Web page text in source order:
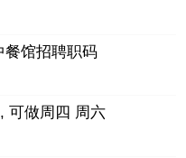
餐馆招聘职码
可做周四 周六